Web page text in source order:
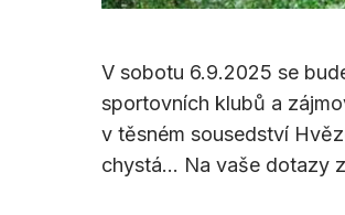
V sobotu 6.9.2025 se
sportovních klubů a
v těsném sousedství
chystá… Na vaše dotazy